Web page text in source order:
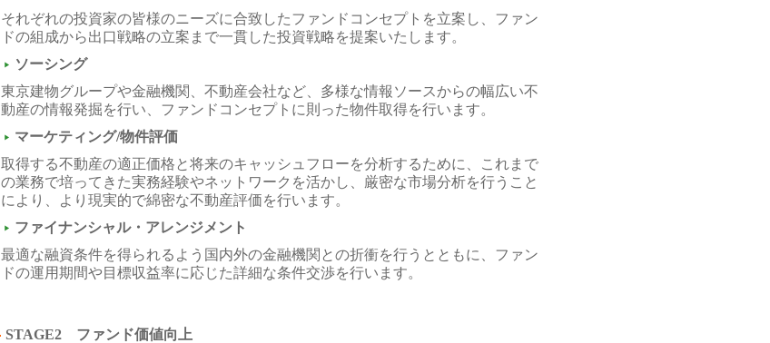
それぞれの投資家の皆様のニーズに合致したファンドコンセプトを立案し、ファン
ドの組成から出口戦略の立案まで一貫した投資戦略を提案いたします。
ソーシング
東京建物グループや金融機関、不動産会社など、多様な情報ソースからの幅広い不
動産の情報発掘を行い、ファンドコンセプトに則った物件取得を行います。
マーケティング/物件評価
取得する不動産の適正価格と将来のキャッシュフローを分析するために、これまで
の業務で培ってきた実務経験やネットワークを活かし、厳密な市場分析を行うこと
により、より現実的で綿密な不動産評価を行います。
ファイナンシャル・アレンジメント
最適な融資条件を得られるよう国内外の金融機関との折衝を行うとともに、ファン
ドの運用期間や目標収益率に応じた詳細な条件交渉を行います。
STAGE2 ファンド価値向上